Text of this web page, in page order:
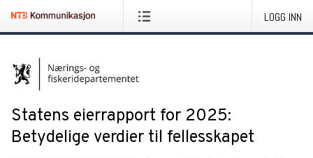
LOGG INN
Statens eierrapport for 2025:
Betydelige verdier til fellesskapet